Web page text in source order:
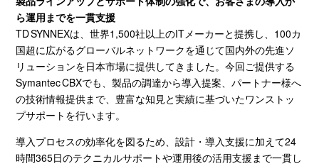
ら運用までを一貫支援
TD SYNNEXは、世界1,500社以上のITメーカーと提携し、 100カ
国超に広がるグローバルネットワークを通じて国内外の先進ソ
リューションを日本市場に提供してきました。今回ご提供する
SymantecCBXでも、製品の調達から導入提案、パートナー様へ
の技術情報提供まで、豊富な知見と実績に基づいたワンストッ
プサポートを行います。
導入プロセスの効率化を図るため、設計・導入支援に加えて24
時間365日のテクニカルサポートや運用後の活用支援まで一貫し